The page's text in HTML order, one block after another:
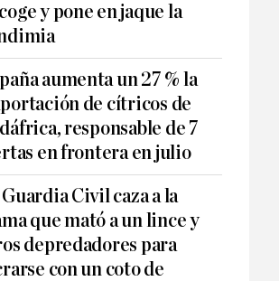
y pone en jaque la
aumenta un 27 % la
de cítricos de
responsable de 7
en frontera en julio
Civil caza a la
que mató a un lince y
depredadores para
con un coto de